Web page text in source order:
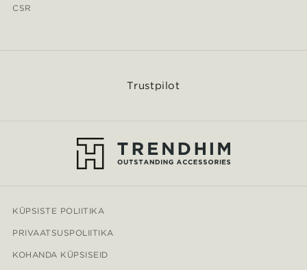
CSR
Trustpilot
KÜPSISTE POLIITIKA
PRIVAATSUSPOLIITIKA
KOHANDA KÜPSISEID